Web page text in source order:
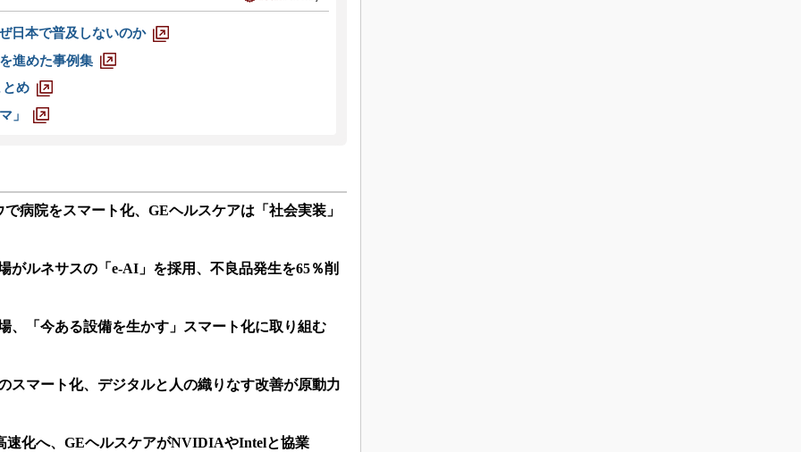
日本で普及しないのか
進めた事例集
とめ
」
病院をスマート化、GEヘルスケアは「社会実装」
がルネサスの「e-AI」を採用、不良品発生を65％削
、「今ある設備を生かす」スマート化に取り組む
スマート化、デジタルと人の織りなす改善が原動力
速化へ、GEヘルスケアがNVIDIAやIntelと協業